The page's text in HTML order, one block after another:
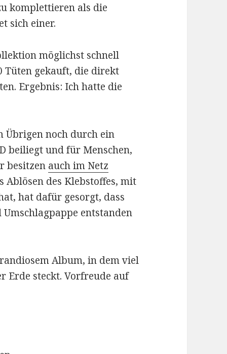
komplettieren als die
sich einer.
möglichst schnell
Tüten gekauft, die direkt
Ergebnis: Ich hatte die
Übrigen noch durch ein
beiliegt und für Menschen,
besitzen auch im Netz
des Klebstoffes, mit
hat dafür gesorgt, dass
entstanden
Album, in dem viel
Erde steckt. Vorfreude auf